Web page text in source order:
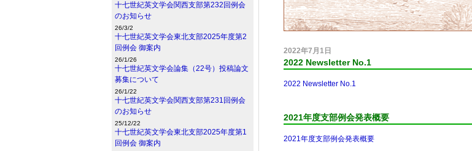
2022年7月1日
2022 Newsletter No.1
2022 Newsletter No.1
2021年度支部例会発表概要
2021年度支部例会発表概要
十七世紀英文学会関西支部第232回例会
のお知らせ
26/3/2
十七世紀英文学会東北支部2025年度第2
回例会 御案内
26/1/26
十七世紀英文学会論集（22号）投稿論文
募集について
26/1/22
十七世紀英文学会関西支部第231回例会
のお知らせ
25/12/22
十七世紀英文学会東北支部2025年度第1
回例会 御案内